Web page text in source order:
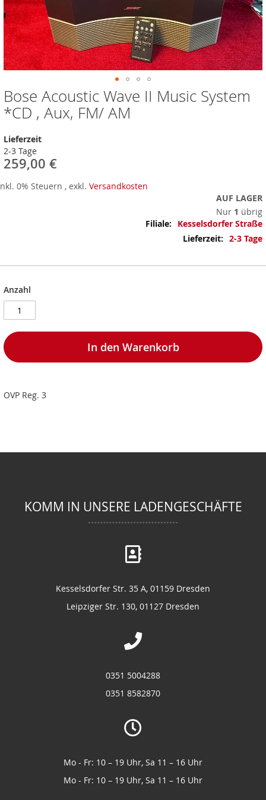
Bose Acoustic Wave II Music System
*CD , Aux, FM/ AM
Lieferzeit
2-3 Tage
259,00 €
0% Steuern , exkl. Versandkosten
AUF LAGER
Nur 1 übrig
Mehr
Informationen
Kesselsdorfer Straße
2-3 Tage
Anzahl
In den Warenkorb
OVP Reg. 3
Zum
Anfang
der
springen
KOMM IN UNSERE LADENGESCHÄFTE
Kesselsdorfer Str. 35 A, 01159 Dresden
Leipziger Str. 130, 01127 Dresden
0351 5004288
0351 8582870
Mo - Fr: 10 – 19 Uhr, Sa 11 – 16 Uhr
Mo - Fr: 10 – 19 Uhr, Sa 11 – 16 Uhr